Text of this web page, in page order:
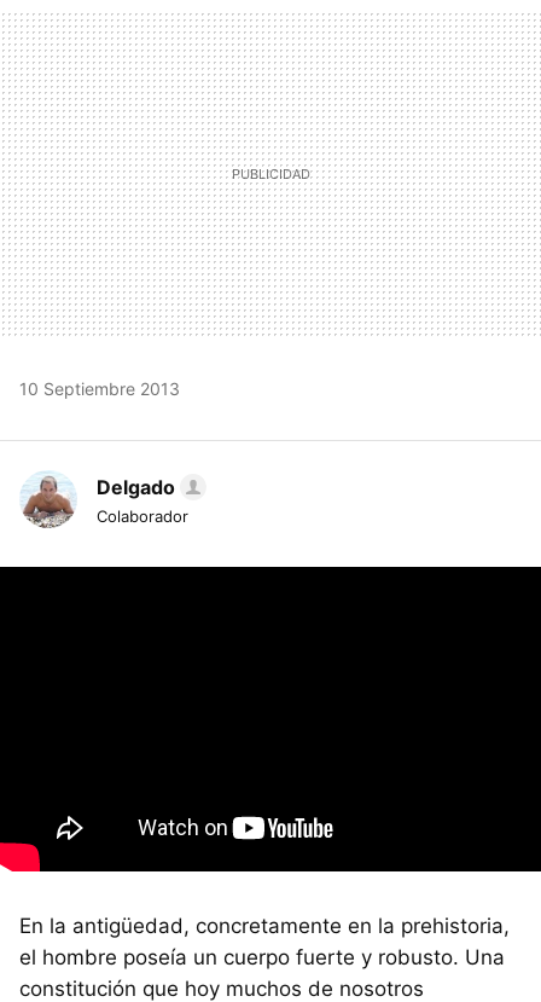
MAIL
10 Septiembre 2013
Delgado
Colaborador
En la antigüedad, concretamente en la prehistoria,
el hombre poseía un cuerpo fuerte y robusto. Una
constitución que hoy muchos de nosotros